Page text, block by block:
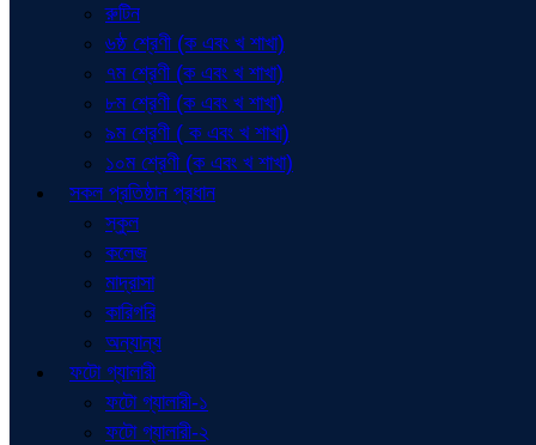
রুটিন
৬ষ্ঠ শ্রেণী (ক এবং খ শাখা)
৭ম শ্রেণী (ক এবং খ শাখা)
৮ম শ্রেণী (ক এবং খ শাখা)
৯ম শ্রেণী ( ক এবং খ শাখা)
১০ম শ্রেণী (ক এবং খ শাখা)
সকল প্রতিষ্ঠান প্রধান
স্কুল
কলেজ
মাদ্রাসা
কারিগরি
অন্যান্য
ফটো গ্যালারী
ফটো গ্যালারী-১
ফটো গ্যালারী-২